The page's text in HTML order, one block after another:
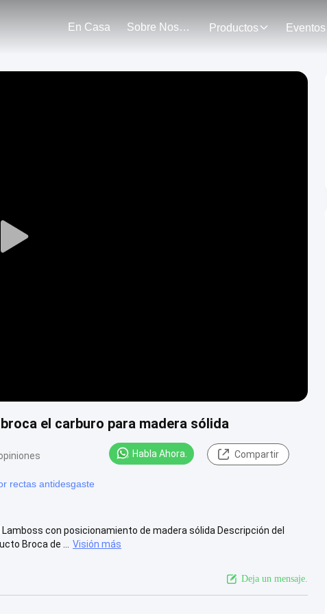
En Casa Sobre Nosotros Productos Eventos
Play
el carburo para madera sólida
Habla Ahora. Compartir
rectas antidesgaste
con posicionamiento de madera sólida Descripción del
Broca de ...
Visión más
Deja un mensaje.